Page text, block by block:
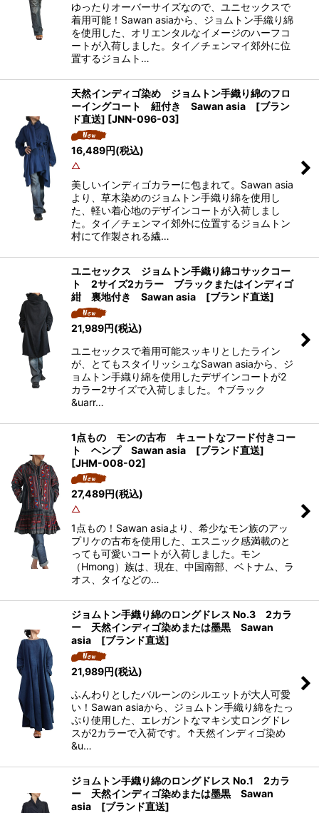
ゆったりオーバーサイズなので、ユニセックスで
着用可能！Sawan asiaから、ジョムトン手織り綿
を使用した、オリエンタルなイメージのハーフコ
ートが入荷しました。タイ／チェンマイ郊外に位
置するジョムト…
天然インディゴ染め ジョムトン手織り綿のフロ
ーイングコート 紐付き Sawan asia [ブラン
ド直送] [JNN-096-03]
16,489円(税込)
△
美しいインディゴカラーに包まれて。Sawan asia
より、草木染めのジョムトン手織り綿を使用し
た、軽い着心地のデザインコートが入荷しまし
た。タイ／チェンマイ郊外に位置するジョムトン
村にて作製される繊…
ユニセックス ジョムトン手織り綿コサックコー
ト 2サイズ2カラー ブラックまたはインディゴ
紺 裏地付き Sawan asia [ブランド直送]
21,989円(税込)
ユニセックスで着用可能スッキリとしたライン
が、とてもスタイリッシュなSawan asiaから、ジ
ョムトン手織り綿を使用したデザインコートが2
カラー2サイズで入荷しました。↑ブラック
&uarr…
1点もの モンの古布 キュートなフード付きコー
ト ヘンプ Sawan asia [ブランド直送]
[JHM-008-02]
27,489円(税込)
△
1点もの！Sawan asiaより、希少なモン族のアッ
プリケの古布を使用した、エスニック感満載のと
っても可愛いコートが入荷しました。モン
（Hmong）族は、現在、中国南部、ベトナム、ラ
オス、タイなどの…
ジョムトン手織り綿のロングドレス No.3 2カラ
ー 天然インディゴ染めまたは墨黒 Sawan
asia [ブランド直送]
21,989円(税込)
ふんわりとしたバルーンのシルエットが大人可愛
い！Sawan asiaから、ジョムトン手織り綿をたっ
ぷり使用した、エレガントなマキシ丈ロングドレ
スが2カラーで入荷です。↑天然インディゴ染め
&u…
ジョムトン手織り綿のロングドレス No.1 2カラ
ー 天然インディゴ染めまたは墨黒 Sawan
asia [ブランド直送]